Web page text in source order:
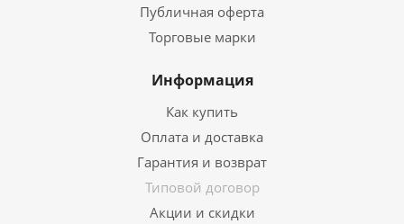
Публичная оферта
Торговые марки
Информация
Как купить
Оплата и доставка
Гарантия и возврат
Типовой договор
Акции и скидки